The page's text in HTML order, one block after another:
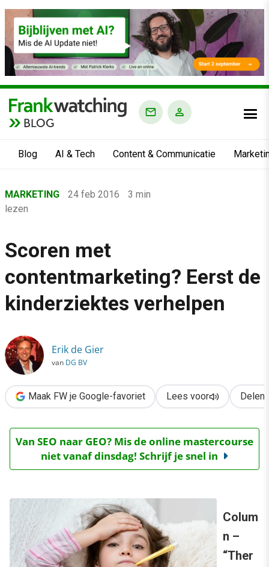
BLOG
Blog AI & Tech Content & Communicatie
›
Marketing
›
Scoren met contentmarketing? Eerst de kinderziektes
MARKETING 24 feb 2016
3 min
lezen
Scoren met
contentmarketing? Eerst de
kinderziektes verhelpen
Erik de Gier
van DG BV
Maak FW je Google-favoriet Lees voor Delen
Van SEO naar GEO? Mis de online mastercourse
niet vanaf dinsdag! Schrijf je snel in
Colum
n –
“Ther